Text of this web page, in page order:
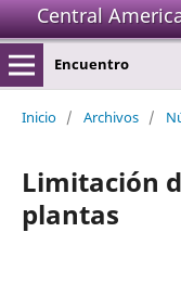
Central
Encuentro
Inicio / Archivos /
Limitación
plantas